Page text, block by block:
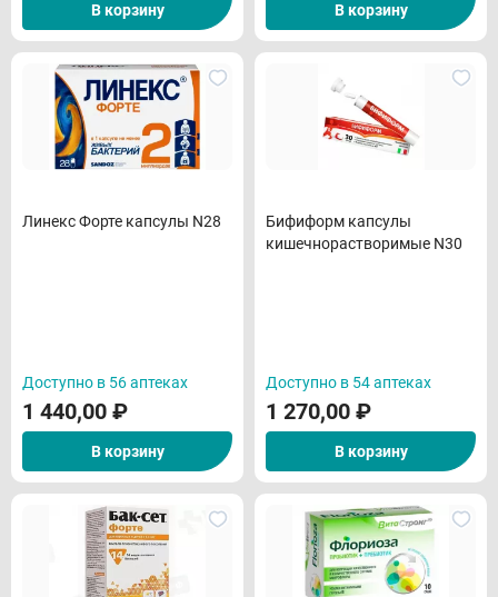
В корзину В корзину
Линекс Форте капсулы N28
Доступно в 56 аптеках
1 440,00 ₽
В корзину
Бифиформ капсулы
кишечнорастворимые N30
Доступно в 54 аптеках
1 270,00 ₽
В корзину